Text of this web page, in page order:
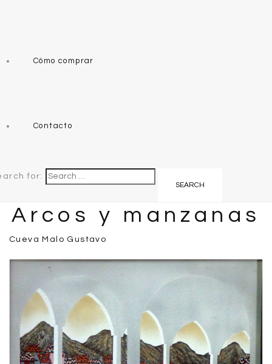
Cómo comprar
Contacto
for:
Arcos y manzanas
Cueva Malo Gustavo